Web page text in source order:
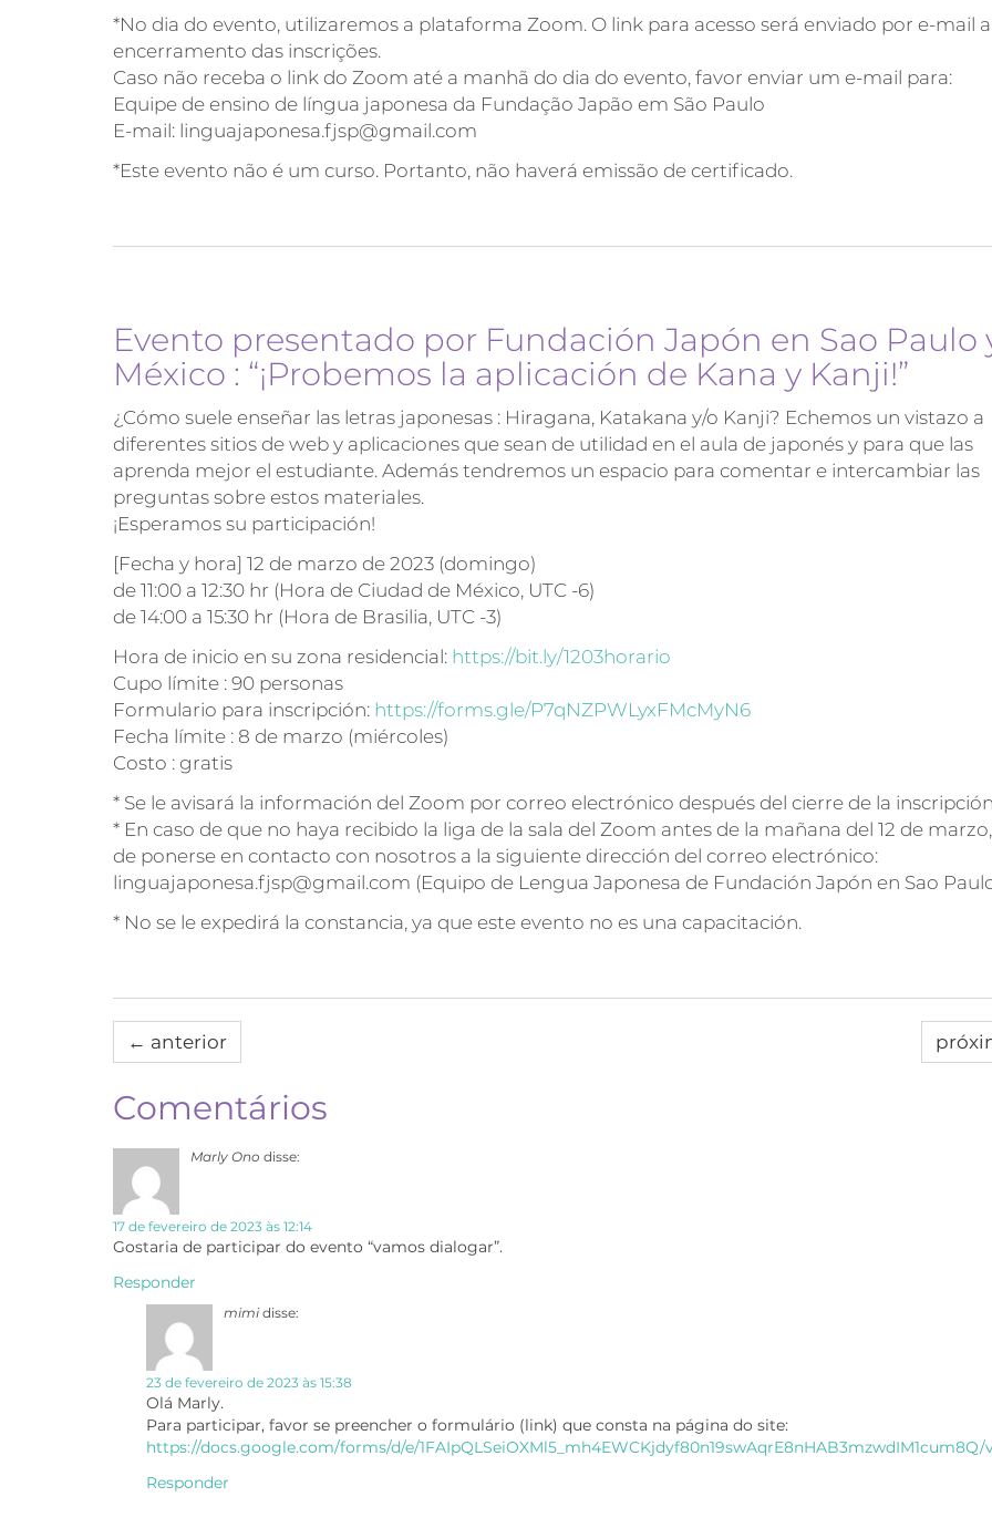
*No dia do evento, utilizaremos a plataforma Zoom. O link para acesso será enviado por e-mail
encerramento das inscrições.
Caso não receba o link do Zoom até a manhã do dia do evento, favor enviar um e-mail para:
Equipe de ensino de língua japonesa da Fundação Japão em São Paulo
E-mail: linguajaponesa.fjsp@gmail.com
*Este evento não é um curso. Portanto, não haverá emissão de certificado.
Evento presentado por Fundación Japón en Sao Paulo
México : “¡Probemos la aplicación de Kana y Kanji!”
¿Cómo suele enseñar las letras japonesas : Hiragana, Katakana y/o Kanji? Echemos un vistazo a
diferentes sitios de web y aplicaciones que sean de utilidad en el aula de japonés y para que las
aprenda mejor el estudiante. Además tendremos un espacio para comentar e intercambiar las
preguntas sobre estos materiales.
¡Esperamos su participación!
[Fecha y hora] 12 de marzo de 2023 (domingo)
de 11:00 a 12:30 hr (Hora de Ciudad de México, UTC -6)
de 14:00 a 15:30 hr (Hora de Brasilia, UTC -3)
Hora de inicio en su zona residencial: https://bit.ly/1203horario
Cupo límite : 90 personas
Formulario para inscripción: https://forms.gle/P7qNZPWLyxFMcMyN6
Fecha límite : 8 de marzo (miércoles)
Costo : gratis
* Se le avisará la información del Zoom por correo electrónico después del cierre de la
* En caso de que no haya recibido la liga de la sala del Zoom antes de la mañana del 12 de
de ponerse en contacto con nosotros a la siguiente dirección del correo electrónico:
linguajaponesa.fjsp@gmail.com (Equipo de Lengua Japonesa de Fundación Japón en Sao
* No se le expedirá la constancia, ya que este evento no es una capacitación.
← anterior
Comentários
Marly Ono disse:
17 de fevereiro de 2023 às 12:14
Gostaria de participar do evento “vamos dialogar”.
Responder
mimi disse:
23 de fevereiro de 2023 às 15:38
Olá Marly.
Para participar, favor se preencher o formulário (link) que consta na página do site:
https://docs.google.com/forms/d/e/
Responder